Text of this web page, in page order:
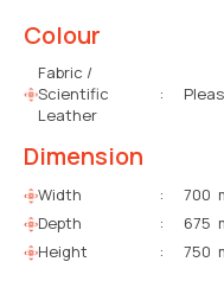
Colour
Fabric /
Scientific
Leather
:
Dimension
Width :
700
Depth
:
675
Height
: 750